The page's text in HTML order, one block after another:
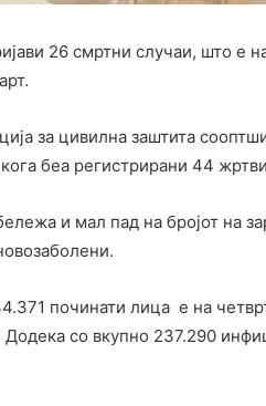
26 смртни случаи, што е
за цивилна заштита
беа регистрирани 44
и мал пад на бројот на
починати лица е на
Додека со вкупно 237.290